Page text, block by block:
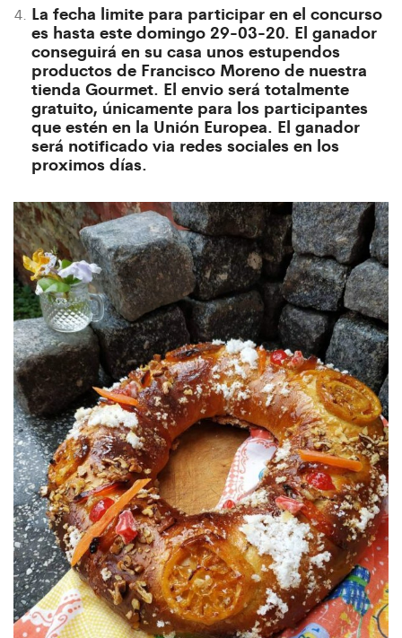
La fecha limite para participar en el concurso
es hasta este domingo 29-03-20. El ganador
conseguirá en su casa unos estupendos
productos de Francisco Moreno de nuestra
tienda Gourmet. El envio será totalmente
gratuito, únicamente para los participantes
que estén en la Unión Europea. El ganador
será notificado via redes sociales en los
proximos días.